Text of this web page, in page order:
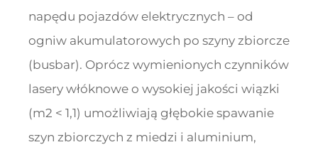
napędu pojazdów elektrycznych – od
ogniw akumulatorowych po szyny zbiorcze
(busbar). Oprócz wymienionych czynników
lasery włóknowe o wysokiej jakości wiązki
(m2 < 1,1) umożliwiają głębokie spawanie
szyn zbiorczych z miedzi i aluminium,